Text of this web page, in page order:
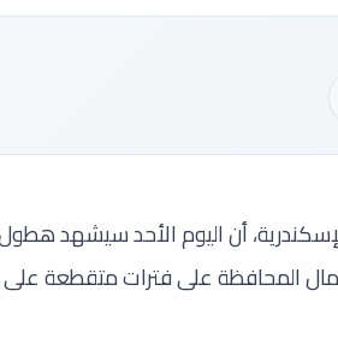
أن اليوم الأحد سيشهد
على فترات متقطعة على